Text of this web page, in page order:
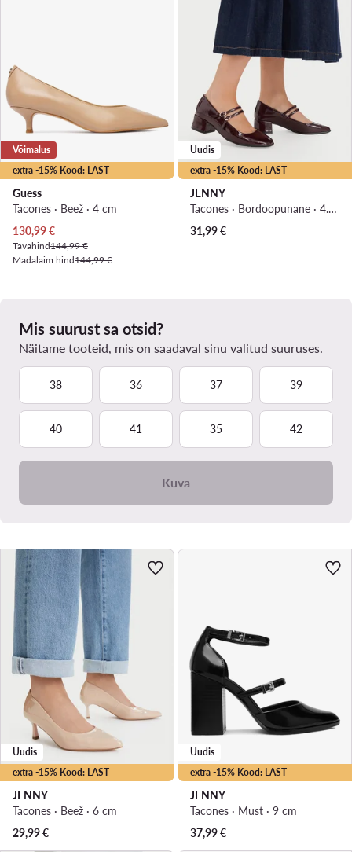
extra -15% Kood: LAST
Võimalus
Guess
Tacones · Beež · 4 cm
Praegune hind
130,99€
Tavahind144,99 €
Madalaim hind144,99 €
extra -15% Kood: LAST
Uudis
JENNY
Tacones · Bordoopunane · 4.5 cm
31,99€
Mis suurust sa otsid?
Näitame tooteid, mis on saadaval sinu valitud suuruses.
38 36 37 39
40 41 35 42
Kuva
extra -15% Kood: LAST
Uudis
JENNY
Tacones · Beež · 6 cm
29,99€
extra -15% Kood: LAST
Uudis
JENNY
Tacones · Must · 9 cm
37,99€